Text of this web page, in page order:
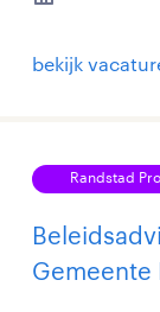
bekijk
Randstad
Gemeente